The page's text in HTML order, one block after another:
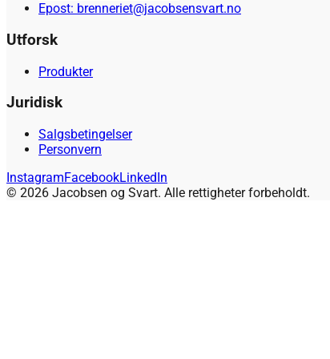
Epost: brenneriet@jacobsensvart.no
Utforsk
Produkter
Juridisk
Salgsbetingelser
Personvern
InstagramFacebookLinkedIn
© 2026 Jacobsen og Svart. Alle rettigheter forbeholdt.